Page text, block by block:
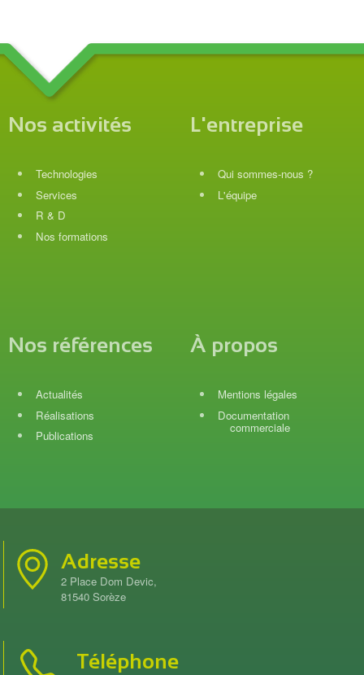
Nos activités
Technologies
Services
R & D
Nos formations
L'entreprise
Qui sommes-nous ?
L'équipe
Nos références
Actualités
Réalisations
Publications
À propos
Mentions légales
Documentation
commerciale
Adresse
2 Place Dom Devic,
81540 Sorèze
Téléphone